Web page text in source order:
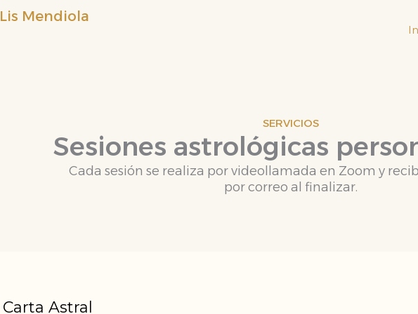
Lis Mendiola
SERVICIOS
Sesiones astrológicas
Cada sesión se realiza por videollamada en Zoom y
por correo al finalizar.
Carta Astral